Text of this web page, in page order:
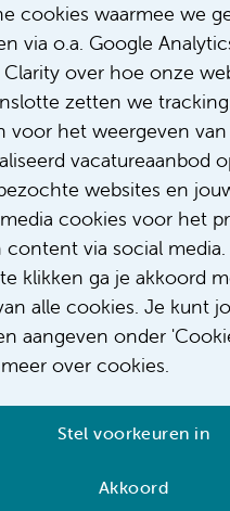
cookies waarmee we
via o.a. Google
over hoe onze
zetten we
voor het weergeven
vacatureaanbod
websites en
cookies voor het
content via social
klikken ga je akkoord
alle cookies. Je kunt
aangeven onder
meer over cookies.
Stel voorkeuren in
Akkoord
_self
Op de IC
en specialistische
patiëntengroep:
zwangerschap.
• Sitemap